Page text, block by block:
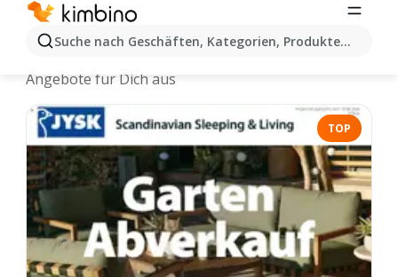
Suche nach Geschäften, Kategorien, Produkten...
Mattersburg - Neuste Prospekte
Angebote für Dich aus
TOP